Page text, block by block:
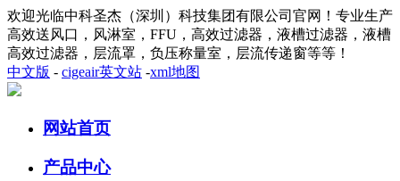
欢迎光临中科圣杰（深圳）科技集团有限公司官网！专业生产
高效送风口，风淋室，FFU，高效过滤器，液槽过滤器，液槽
高效过滤器，层流罩，负压称量室，层流传递窗等等！
中文版 - cigeair英文站 -xml地图
网站首页
产品中心